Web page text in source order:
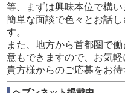
未経験から始めた方や経験
歴をもつ男性スタッフが活
毎年新規出店しているの
実力次第では飛び級で昇格
（実際に一般職からマネー
ます。）
等、まずは興味本位で構い
簡単な面談で色々とお話
す。
また、地方から首都圏で
意もできますので、お気軽
貴方様からのご応募をお待